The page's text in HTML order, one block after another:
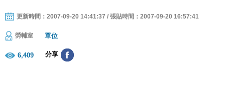
更新時間：2007-09-20 14:41:37 / 張貼時間：2007-09-20 16:57:41
勞輔室 單位
6,409 分享